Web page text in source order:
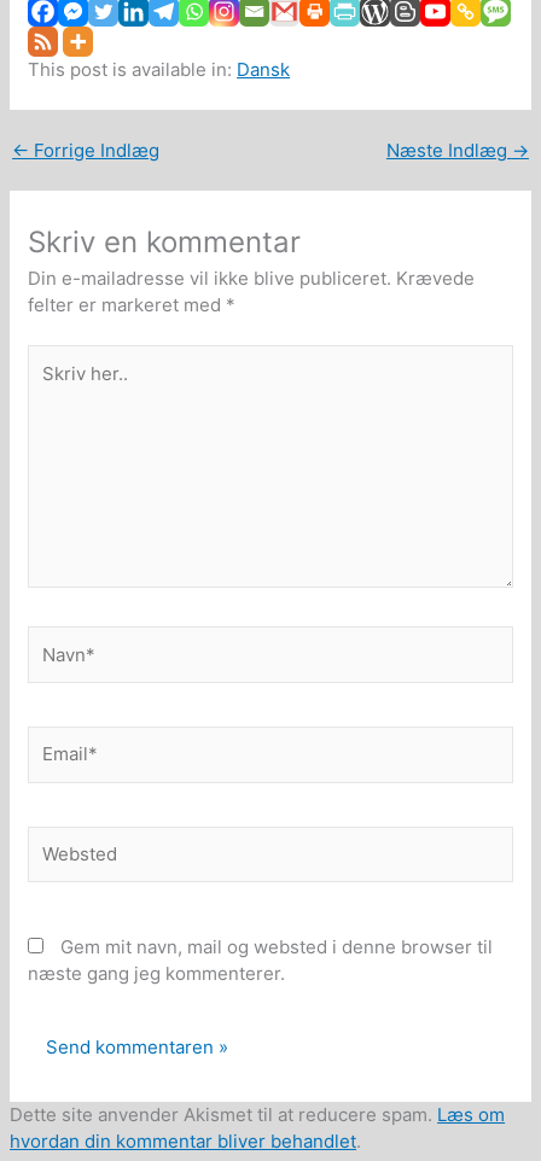
This post is available in: Dansk
← Forrige Indlæg Næste Indlæg →
Skriv en kommentar
Din e-mailadresse vil ikke blive publiceret. Krævede
felter er markeret med *
her..
Gem mit navn, mail og websted i denne browser til
næste gang jeg kommenterer.
Dette site anvender Akismet til at reducere spam. Læs om
hvordan din kommentar bliver behandlet.